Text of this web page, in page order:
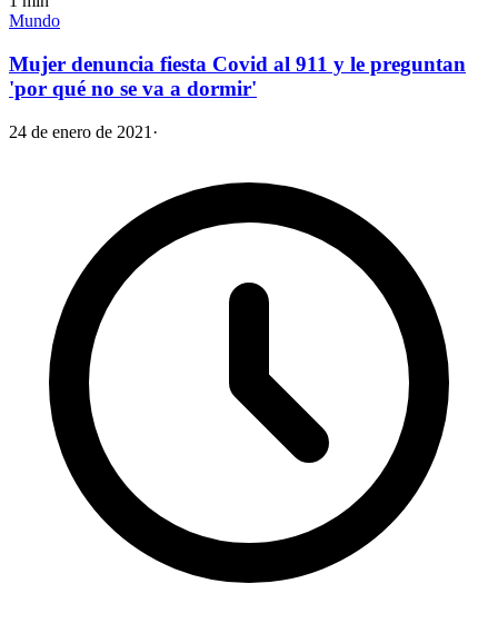
Mundo
Mujer denuncia fiesta Covid al 911 y le preguntan
'por qué no se va a dormir'
24 de enero de 2021 ·